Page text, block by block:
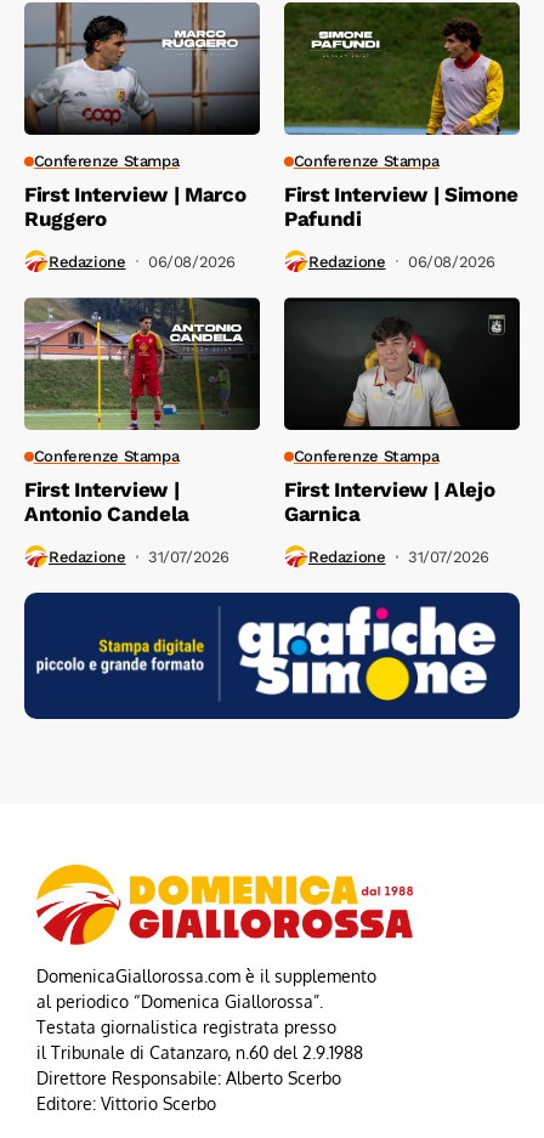
Conferenze Stampa
First Interview | Marco
Ruggero
Redazione 06/08/2026
Conferenze Stampa
First Interview | Simone
Pafundi
Redazione 06/08/2026
Conferenze Stampa
First Interview |
Antonio Candela
Redazione 31/07/2026
Conferenze Stampa
First Interview | Alejo
Garnica
Redazione 31/07/2026
DomenicaGiallorossa.com è il supplemento
al periodico “Domenica Giallorossa”.
Testata giornalistica registrata presso
il Tribunale di Catanzaro, n.60 del 2.9.1988
Direttore Responsabile: Alberto Scerbo
Editore: Vittorio Scerbo